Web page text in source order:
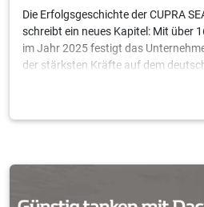
Die Erfolgsgeschichte der CUPRA
schreibt ein neues Kapitel: Mit über
im Jahr 2025 festigt das
der stärksten Kräfte auf dem